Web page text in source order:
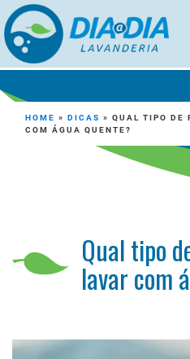
Qual tipo
lavar com
HOME » DICAS » QUAL TIPO DE
COM ÁGUA QUENTE?